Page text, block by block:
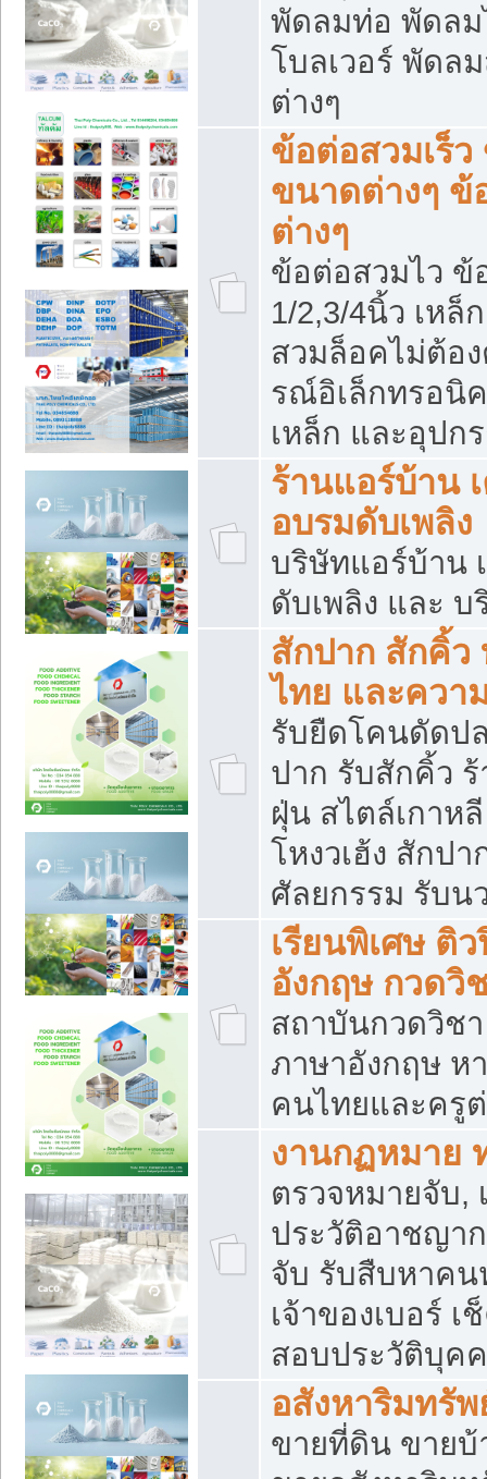
พัดลมท่อ พัดลม
โบลเวอร์ พัดล
ต่างๆ
ข้อต่อสวมเร็
ขนาดต่างๆ ข้
ต่างๆ
ข้อต่อสวมไว ข้
1/2,3/4นิ้ว เหล็
สวมล็อคไม่ต้อ
รณ์อิเล็กทรอนิ
เหล็ก และอุปก
ร้านแอร์บ้าน
อบรมดับเพลิง
บริษัทแอร์บ้าน
ดับเพลิง และ
สักปาก สักคิ้
ไทย และควา
รับยืดโคนดัดป
ปาก รับสักคิ้ว
ฝุ่น สไตล์เกาห
โหงวเฮ้ง สักป
ศัลยกรรม รับน
เรียนพิเศษ ติ
อังกฤษ กวดวิ
สถาบันกวดวิช
ภาษาอังกฤษ ห
คนไทยและครู
งานกฏหมาย
ตรวจหมายจับ,
ประวัติอาชญา
จับ รับสืบหาคน
เจ้าของเบอร์
สอบประวัติบุค
อสังหาริมทรัพ
ขายที่ดิน ขายบ้